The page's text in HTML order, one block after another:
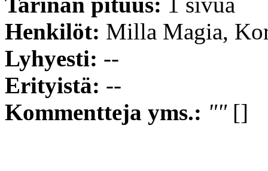
Henkilöt: Milla Magia,
Lyhyesti: --
Erityistä: --
Kommentteja yms.: ""[]